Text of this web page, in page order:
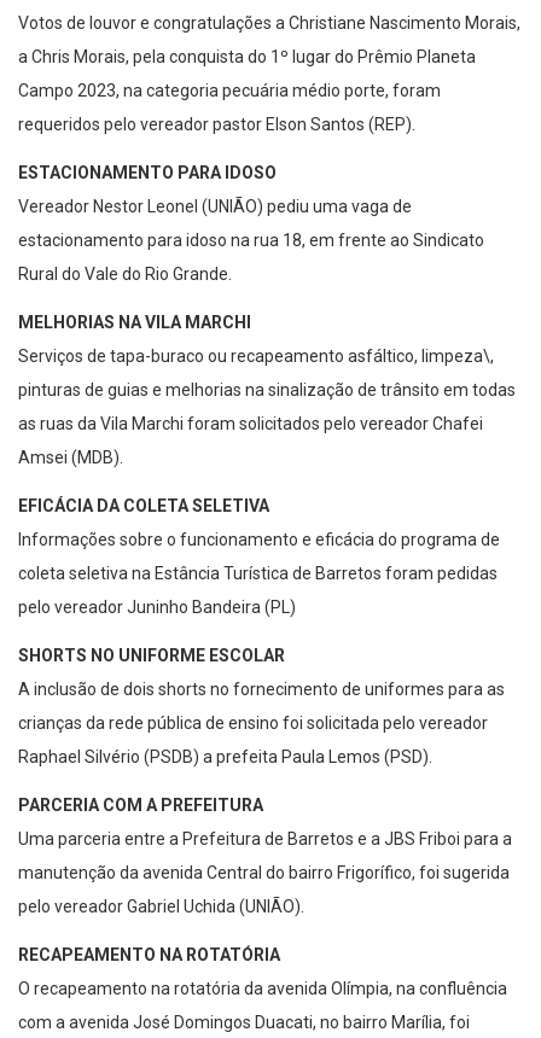
Votos de louvor e congratulações a Christiane Nascimento Morais,
a Chris Morais, pela conquista do 1º lugar do Prêmio Planeta
Campo 2023, na categoria pecuária médio porte, foram
requeridos pelo vereador pastor Elson Santos (REP).
ESTACIONAMENTO PARA IDOSO
Vereador Nestor Leonel (UNIÃO) pediu uma vaga de
estacionamento para idoso na rua 18, em frente ao Sindicato
Rural do Vale do Rio Grande.
MELHORIAS NA VILA MARCHI
Serviços de tapa-buraco ou recapeamento asfáltico, limpeza\,
pinturas de guias e melhorias na sinalização de trânsito em todas
as ruas da Vila Marchi foram solicitados pelo vereador Chafei
Amsei (MDB).
EFICÁCIA DA COLETA SELETIVA
Informações sobre o funcionamento e eficácia do programa de
coleta seletiva na Estância Turística de Barretos foram pedidas
pelo vereador Juninho Bandeira (PL)
SHORTS NO UNIFORME ESCOLAR
A inclusão de dois shorts no fornecimento de uniformes para as
crianças da rede pública de ensino foi solicitada pelo vereador
Raphael Silvério (PSDB) a prefeita Paula Lemos (PSD).
PARCERIA COM A PREFEITURA
Uma parceria entre a Prefeitura de Barretos e a JBS Friboi para a
manutenção da avenida Central do bairro Frigorífico, foi sugerida
pelo vereador Gabriel Uchida (UNIÃO).
RECAPEAMENTO NA ROTATÓRIA
O recapeamento na rotatória da avenida Olímpia, na confluência
com a avenida José Domingos Duacati, no bairro Marília, foi